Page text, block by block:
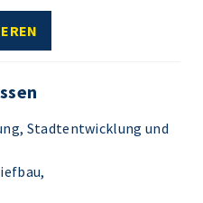
Stadtentwicklung und